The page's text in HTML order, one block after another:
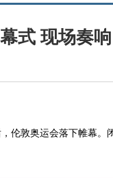
式 现场奏
敦奥运会落下帷幕。